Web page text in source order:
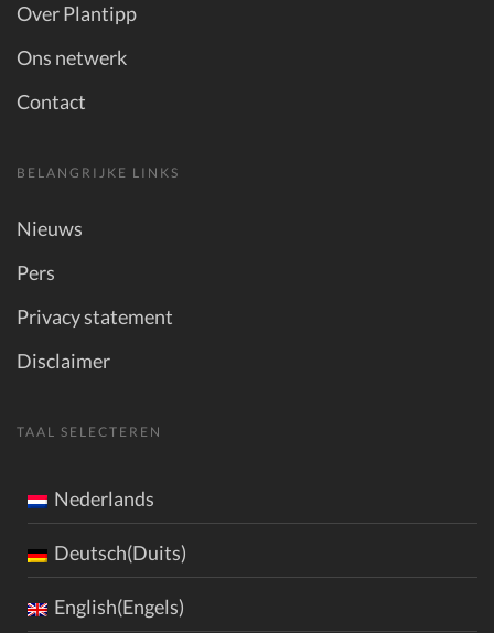
Over Plantipp
Ons netwerk
Contact
BELANGRIJKE LINKS
Nieuws
Pers
Privacy statement
Disclaimer
TAAL SELECTEREN
Nederlands
Deutsch(Duits)
English(Engels)